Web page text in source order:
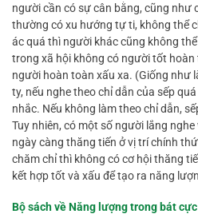
người cần có sự cân bằng, cũng như
thường có xu hướng tự ti, không thể
ác quá thì người khác cũng không
trong xã hội không có người tốt
người hoàn toàn xấu xa. (Giống như
ty, nếu nghe theo chỉ dẫn của sếp
nhắc. Nếu không làm theo chỉ dẫn,
Tuy nhiên, có một số người lắng
ngày càng thăng tiến ở vị trí chính
chăm chỉ thì không có cơ hội thăng
kết hợp tốt và xấu để tạo ra năng
Bộ sách về Năng lượng trong bát